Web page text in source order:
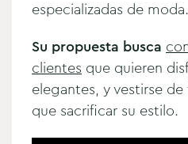
especializadas de moda.
Su propuesta busca
clientes que quieren
elegantes, y vestirse
que sacrificar su estilo.